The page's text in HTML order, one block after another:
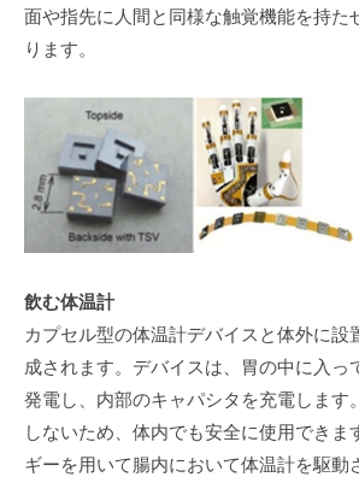
面や指先に人間と同様な触覚機能を持た
ります。
飲む体温計
カプセル型の体温計デバイスと体外に設
成されます。デバイスは、胃の中に入っ
発電し、内部のキャパシタを充電します
しないため、体内でも安全に使用できま
ギーを用いて腸内において体温計を駆動